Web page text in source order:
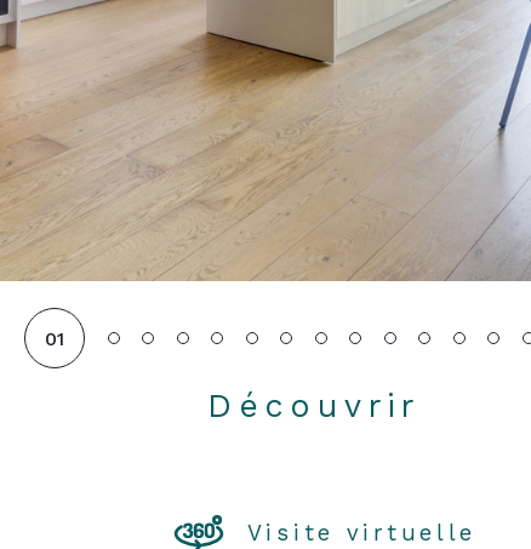
01
Découvrir
Visite virtuelle